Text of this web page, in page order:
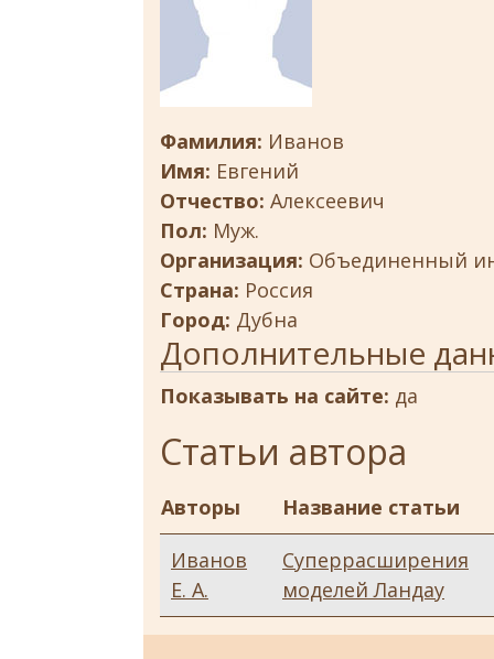
Фамилия: Иванов
Имя: Евгений
Отчество: Алексеевич
Пол: Муж.
Организация: Объединенный
Страна: Россия
Город: Дубна
Дополнительные
Показывать на сайте: да
Статьи автора
Авторы
Название статьи
Иванов
Е. А.
Суперрасширения
моделей Ландау